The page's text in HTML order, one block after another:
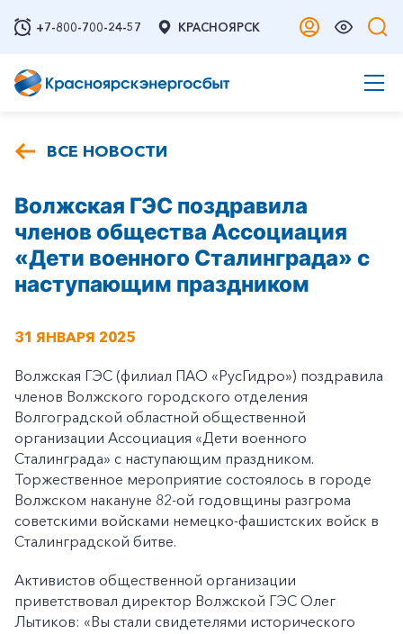
+7-800-700-24-57 КРАСНОЯРСК
ВСЕ НОВОСТИ
Волжская ГЭС поздравила
членов общества Ассоциация
«Дети военного Сталинграда» с
наступающим праздником
31 ЯНВАРЯ 2025
Волжская ГЭС (филиал ПАО «РусГидро») поздравила
членов Волжского городского отделения
Волгоградской областной общественной
организации Ассоциация «Дети военного
Сталинграда» с наступающим праздником.
Торжественное мероприятие состоялось в городе
Волжском накануне 82-ой годовщины разгрома
советскими войсками немецко-фашистских войск в
Сталинградской битве.
Активистов общественной организации
приветствовал директор Волжской ГЭС Олег
Лытиков: «Вы стали свидетелями исторического